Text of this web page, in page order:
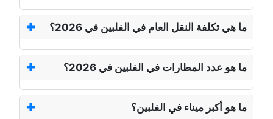
ما هي تكلفة النقل العام في الفلبين في 2026؟
ما هو عدد المطارات في الفلبين في 2026؟
ما هو أكبر ميناء في الفلبين؟